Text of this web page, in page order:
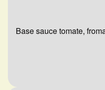
Base sauce tomate,